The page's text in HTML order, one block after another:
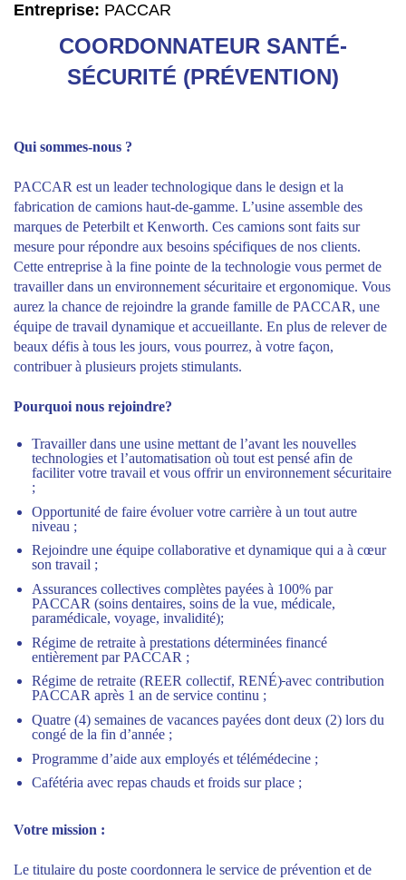
Entreprise: PACCAR
COORDONNATEUR SANTÉ-
SÉCURITÉ (PRÉVENTION)
Qui sommes-nous ?
PACCAR est un leader technologique dans le design et la
fabrication de camions haut-de-gamme. L’usine assemble des
marques de Peterbilt et Kenworth. Ces camions sont faits sur
mesure pour répondre aux besoins spécifiques de nos clients.
Cette entreprise à la fine pointe de la technologie vous permet de
travailler dans un environnement sécuritaire et ergonomique. Vous
aurez la chance de rejoindre la grande famille de PACCAR, une
équipe de travail dynamique et accueillante. En plus de relever de
beaux défis à tous les jours, vous pourrez, à votre façon,
contribuer à plusieurs projets stimulants.
Pourquoi nous rejoindre?
Travailler dans une usine mettant de l’avant les nouvelles
technologies et l’automatisation où tout est pensé afin de
faciliter votre travail et vous offrir un environnement sécuritaire
;
Opportunité de faire évoluer votre carrière à un tout autre
niveau ;
Rejoindre une équipe collaborative et dynamique qui a à cœur
son travail ;
Assurances collectives complètes payées à 100% par
PACCAR (soins dentaires, soins de la vue, médicale,
paramédicale, voyage, invalidité);
Régime de retraite à prestations déterminées financé
entièrement par PACCAR ;
Régime de retraite (REER collectif, RENÉ) avec contribution
PACCAR après 1 an de service continu ;
Quatre (4) semaines de vacances payées dont deux (2) lors du
congé de la fin d’année ;
Programme d’aide aux employés et télémédecine ;
Cafétéria avec repas chauds et froids sur place ;
Votre mission :
Le titulaire du poste coordonnera le service de prévention et de